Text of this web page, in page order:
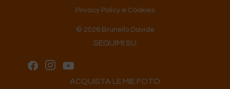
Privacy Policy e Cookies
© 2026 Brunello Davide
SEGUIMI SU
ACQUISTA LE MIE FOTO